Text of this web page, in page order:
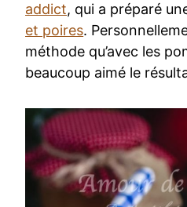
addict, qui a préparé
et poires.
méthode qu’avec les
beaucoup aimé le